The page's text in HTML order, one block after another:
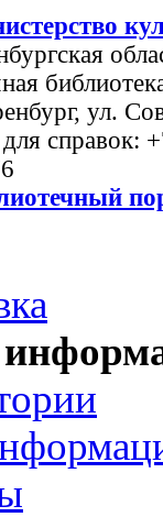
ул.
справок: